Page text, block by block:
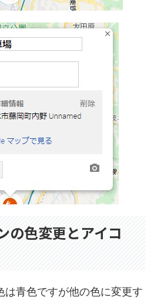
の色変更とアイコ
は青色ですが他の色に変更す